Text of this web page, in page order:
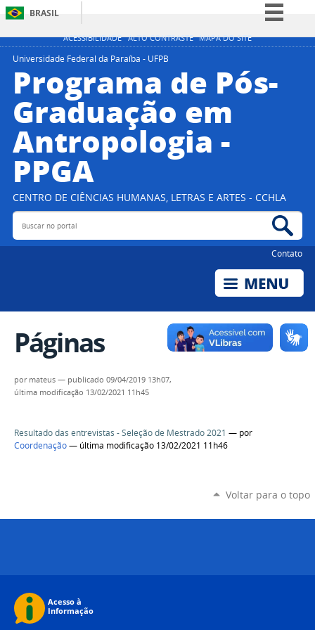
ACESSIBILIDADE ALTO CONTRASTE MAPA DO SITE
BRASIL
Simplifique!
Participe
Legislação
Canais
Universidade Federal da Paraíba - UFPB
Programa de Pós-
Graduação em
Antropologia -
PPGA
CENTRO DE CIÊNCIAS HUMANAS, LETRAS E ARTES - CCHLA
Buscar no portal
Contato
Páginas
por mateus — publicado 09/04/2019 13h07,
última modificação 13/02/2021 11h45
Resultado das entrevistas - Seleção de Mestrado 2021 — por
Coordenação— última modificação 13/02/2021 11h46
Voltar para o topo